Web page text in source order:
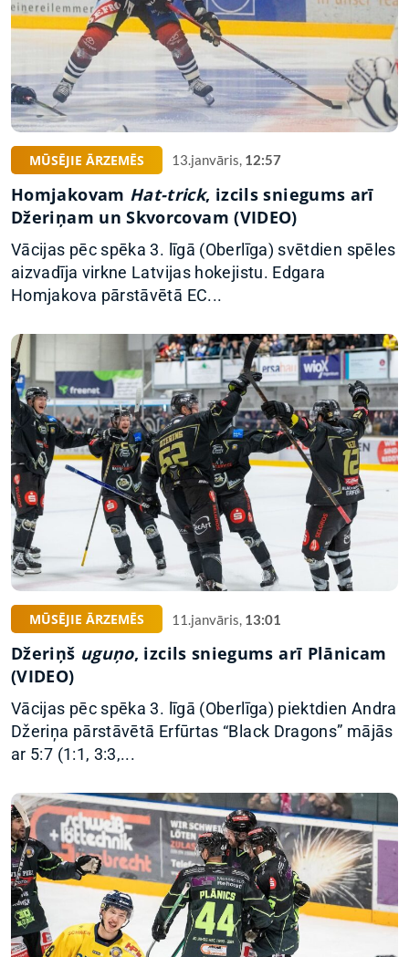
MŪSĒJIE ĀRZEMĒS 13.janvāris, 12:57
Homjakovam Hat-trick, izcils sniegums arī
Džeriņam un Skvorcovam (VIDEO)
Vācijas pēc spēka 3. līgā (Oberlīga) svētdien spēles
aizvadīja virkne Latvijas hokejistu. Edgara
Homjakova pārstāvētā EC...
MŪSĒJIE ĀRZEMĒS 11.janvāris, 13:01
Džeriņš uguņo, izcils sniegums arī Plānicam
(VIDEO)
Vācijas pēc spēka 3. līgā (Oberlīga) piektdien Andra
Džeriņa pārstāvētā Erfūrtas “Black Dragons” mājās
ar 5:7 (1:1, 3:3,...